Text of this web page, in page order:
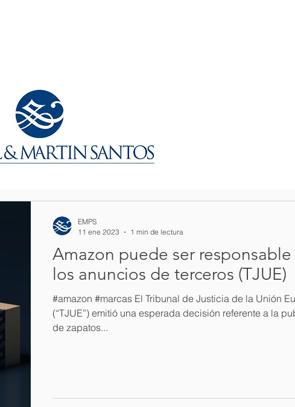
Amazon puede ser responsable
los anuncios de terceros (TJUE)
#amazon #marcas El Tribunal de Justicia de la Unión
(“TJUE”) emitió una esperada decisión referente a la
de zapatos...
EMPS
11 ene 2023
1 min de lectura